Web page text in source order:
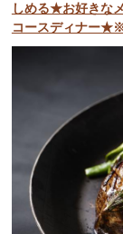
しめる★お好きな
コースディナー